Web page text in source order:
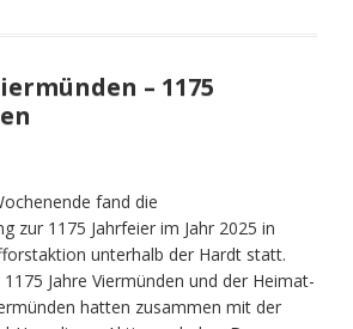
– 1175
fand die
zur 1175 Jahrfeier im Jahr 2025 in
unterhalb der Hardt statt.
Jahre Viermünden und der Heimat-
hatten zusammen mit der